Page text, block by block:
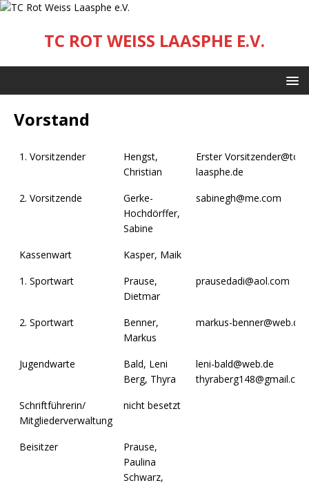
TC ROT WEISS LAASPHE E.V.
Vorstand
1. Vorsitzender
Hengst,
Christian
Erster Vorsitzender@tc-
laasphe.de
2. Vorsitzende
Gerke-
Hochdörffer,
Sabine
sabinegh@me.com
Kassenwart
Kasper, Maik
1. Sportwart
Prause,
Dietmar
prausedadi@aol.com
2. Sportwart
Benner,
Markus
markus-benner@web.de
Jugendwarte
Bald, Leni
Berg, Thyra
leni-bald@web.de
Schriftführerin/
Mitgliederverwaltung
nicht besetzt
Beisitzer
Prause,
Paulina
Schwarz,